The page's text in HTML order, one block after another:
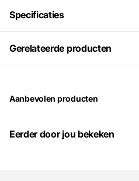
Specificaties
Gerelateerde producten
Aanbevolen producten
Eerder door jou bekeken